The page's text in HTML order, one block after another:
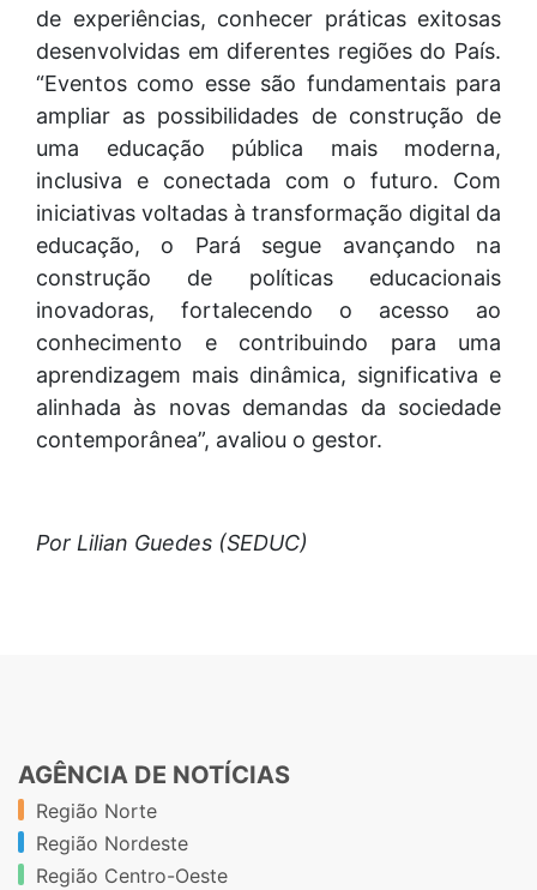
de experiências, conhecer práticas exitosas
desenvolvidas em diferentes regiões do País.
“Eventos como esse são fundamentais para
ampliar as possibilidades de construção de
uma educação pública mais moderna,
inclusiva e conectada com o futuro. Com
iniciativas voltadas à transformação digital da
educação, o Pará segue avançando na
construção de políticas educacionais
inovadoras, fortalecendo o acesso ao
conhecimento e contribuindo para uma
aprendizagem mais dinâmica, significativa e
alinhada às novas demandas da sociedade
contemporânea”, avaliou o gestor.
Por Lilian Guedes (SEDUC)
AGÊNCIA DE NOTÍCIAS
Região Norte
Região Nordeste
Região Centro-Oeste